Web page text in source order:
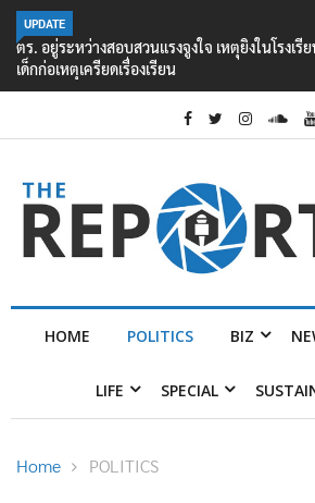
UPDATE
ตร. อยู่ระหว่างสอบสวนแรงจูงใจ เหตุยิงในโรงเ
เด็กก่อเหตุเครียดเรื่องเรียน
HOME POLITICS BIZ
LIFE SPECIAL
Home POLITICS